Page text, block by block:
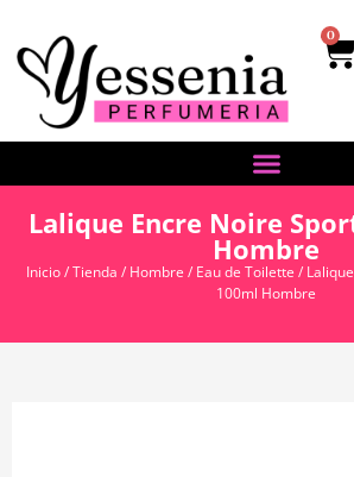
0
Lalique Encre Noire
Hombre
Inicio/Tienda / Hombre / Eau de Toilette /
100ml Hombre